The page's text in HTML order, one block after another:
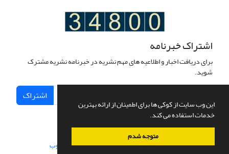
این وب سایت از کوکی ها برای اطمینان از ارائه بهترین
خدمات استفاده می کند.
متوجه شدم
اشتراک خبرنامه
برای دریافت اخبار و اطلاعیه های مهم نشریه در خبرنامه نشریه مشترک
شوید.
اشتراک
سامانه مدیریت نشریات علمی.طراحی و پیاده سازی از سیناوب